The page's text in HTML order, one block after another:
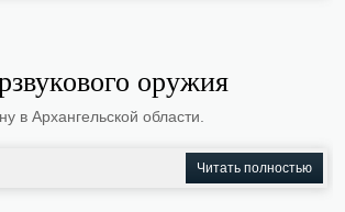
оружия
в Архангельской области.
Читать полностью